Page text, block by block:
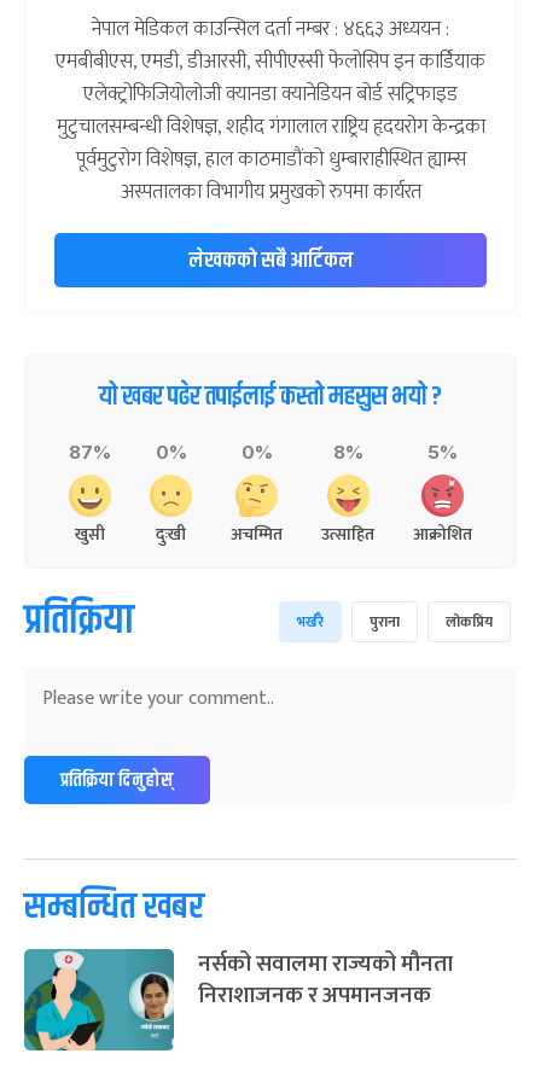
नेपाल मेडिकल काउन्सिल दर्ता नम्बर : ४६६३ अध्ययन :
एमबीबीएस, एमडी, डीआरसी, सीपीएस्सी फेलोसिप इन कार्डियाक
एलेक्ट्रोफिजियोलोजी क्यानडा क्यानेडियन बोर्ड सट्रिफाइड
मुटुचालसम्बन्धी विशेषज्ञ, शहीद गंगालाल राष्ट्रिय हृदयरोग केन्द्रका
पूर्वमुटुरोग विशेषज्ञ, हाल काठमाडौंको धुम्बाराहीस्थित ह्याम्स
अस्पतालका विभागीय प्रमुखको रुपमा कार्यरत
लेखकको सबै आर्टिकल
यो खबर पढेर तपाईलाई कस्तो महसुस भयो ?
87%
खुसी
0%
दुःखी
0%
अचम्मित
8%
उत्साहित
5%
आक्रोशित
प्रतिक्रिया भर्खरै पुराना लोकप्रिय
प्रतिक्रिया दिनुहोस्
सम्बन्धित खबर
नर्सको सवालमा राज्यको मौनता
निराशाजनक र अपमानजनक